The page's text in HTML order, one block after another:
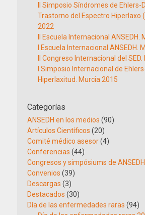
II Simposio Síndromes de Ehlers-
Trastorno del Espectro Hiperlaxo
2022
II Escuela Internacional ANSEDH.
I Escuela Internacional ANSEDH.
II Congreso Internacional del
I Simposio Internacional de
Hiperlaxitud. Murcia 2015
Categorías
ANSEDH en los medios (90)
Artículos Científicos (20)
Comité médico asesor(4)
Conferencias (44)
Congresos y simpósiums de ANSEDH
Convenios (39)
Descargas (3)
Destacados (30)
Día de las enfermedades raras (94)